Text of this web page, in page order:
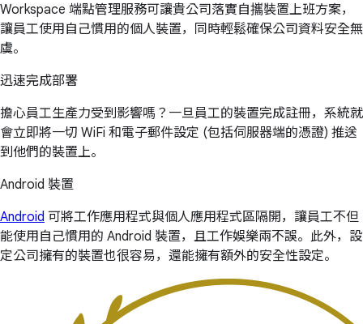
Workspace 端點管理服務可讓貴公司落實自攜裝置上班方案，
讓員工使用自己慣用的個人裝置，同時輕鬆確保公司資料安全無
虞。
迅速完成部署
擔心員工生產力受到影響嗎？一旦員工的裝置完成註冊，系統就
會立即將一切 WiFi 和電子郵件設定 (包括伺服器端的憑證) 推送
到他們的裝置上。
Android 裝置
Android 可將工作應用程式與個人應用程式區隔開，讓員工不但
能使用自己慣用的 Android 裝置，且工作娛樂兩不誤。此外，設
定公司擁有的裝置也很容易，還能擁有額外的安全性設定。